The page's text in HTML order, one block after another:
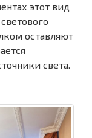
этот вид
оставляют
света.